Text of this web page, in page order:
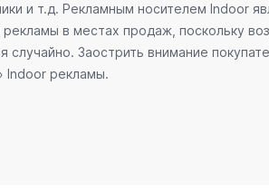
и т.д. Рекламным носителем Indoor
в местах продаж, поскольку
Заострить внимание
Indoor рекламы.